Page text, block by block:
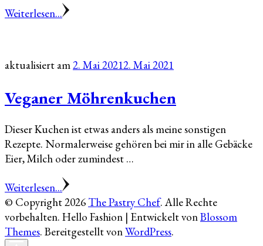
Weiterlesen...
aktualisiert am2. Mai 20212. Mai 2021
Veganer Möhrenkuchen
Dieser Kuchen ist etwas anders als meine sonstigen
Rezepte. Normalerweise gehören bei mir in alle Gebäcke
Eier, Milch oder zumindest …
Weiterlesen...
© Copyright 2026 The Pastry Chef. Alle Rechte
vorbehalten. Hello Fashion | Entwickelt vonBlossom
Themes. Bereitgestellt vonWordPress.